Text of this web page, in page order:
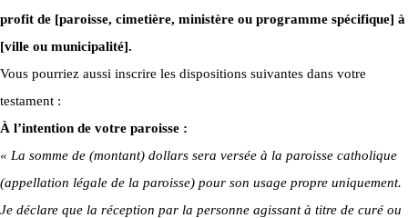
profit de [paroisse, cimetière, ministère ou programme spécifique] à
[ville ou municipalité].
Vous pourriez aussi inscrire les dispositions suivantes dans votre
testament :
À l’intention de votre paroisse :
« La somme de (montant) dollars sera versée à la paroisse catholique
(appellation légale de la paroisse) pour son usage propre uniquement.
Je déclare que la réception par la personne agissant à titre de curé ou